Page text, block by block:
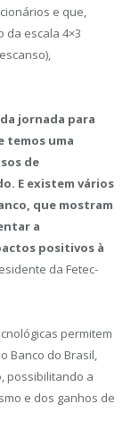
e que,
da escala 4×3
jornada para
temos uma
de
E existem vários
que mostram
a
positivos à
da Fetec-
permitem
Banco do Brasil,
possibilitando a
e dos ganhos de